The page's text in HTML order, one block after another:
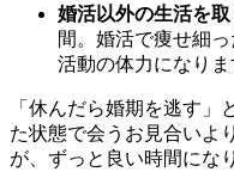
婚活以外の生活を
間。婚活で痩せ細
活動の体力になりま
「休んだら婚期を逃す」
た状態で会うお見合いよ
が、ずっと良い時間にな